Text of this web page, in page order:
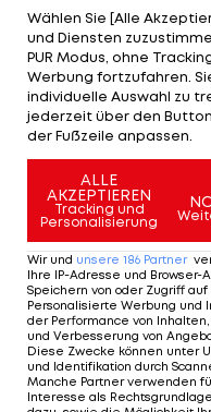
Kadziola/
Uhr trifft das ÖVV-
Semifinale auf
setzen sich gegen
Sidorenko/
Doppler/Horst die
Mehr zum
Wählen Sie [Alle
und Diensten
PUR Modus, ohne
Werbung fortzufahren.
individuelle Auswahl zu
jederzeit über den
der Fußzeile anpassen.
ALLE
AKZEPTIEREN
Tracking und
Personalisierung
Wir und unsere 186 Partner
Ihre IP-Adresse und
Speichern von oder Zugriff
Personalisierte Werbung und
der Performance von
und Verbesserung von
Diese Zwecke können unter
und Identifikation durch
Manche Partner verwenden
Interesse als